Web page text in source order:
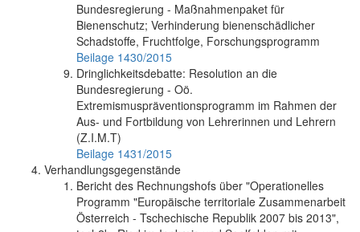
Bundesregierung - Maßnahmenpaket für
Bienenschutz; Verhinderung bienenschädlicher
Schadstoffe, Fruchtfolge, Forschungsprogramm
Beilage 1430/2015
Dringlichkeitsdebatte: Resolution an die
Bundesregierung - Oö.
Extremismuspräventionsprogramm im Rahmen der
Aus- und Fortbildung von Lehrerinnen und Lehrern
(Z.I.M.T)
Beilage 1431/2015
Verhandlungsgegenstände
Bericht des Rechnungshofs über "Operationelles
Programm "Europäische territoriale Zusammenarbeit
Österreich - Tschechische Republik 2007 bis 2013",